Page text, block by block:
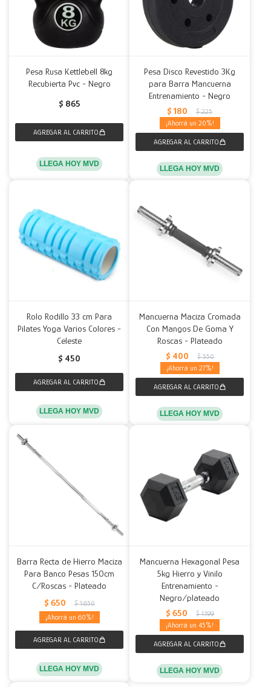
Pesa Rusa Kettlebell 8kg
Recubierta Pvc - Negro
$ 865
LLEGA HOY MVD
Pesa Disco Revestido 3Kg
para Barra Mancuerna
Entrenamiento - Negro
$ 180 $ 225
20
LLEGA HOY MVD
Rolo Rodillo 33 cm Para
Pilates Yoga Varios Colores -
Celeste
$ 450
LLEGA HOY MVD
Mancuerna Maciza Cromada
Con Mangos De Goma Y
Roscas - Plateado
$ 400 $ 550
27
LLEGA HOY MVD
Barra Recta de Hierro Maciza
Para Banco Pesas 150cm
C/Roscas - Plateado
$ 650 $ 1.650
60
LLEGA HOY MVD
Mancuerna Hexagonal Pesa
5kg Hierro y Vinilo
Entrenamiento -
Negro/plateado
$ 650 $ 1.199
45
LLEGA HOY MVD